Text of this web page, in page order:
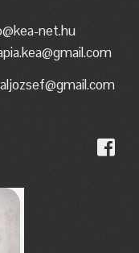
net.hu